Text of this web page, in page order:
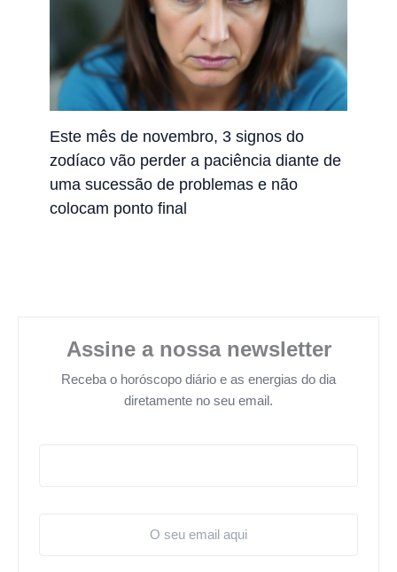
Este mês de novembro, 3 signos do
zodíaco vão perder a paciência diante de
uma sucessão de problemas e não
colocam ponto final
Assine a nossa newsletter
Receba o horóscopo diário e as energias do dia
diretamente no seu email.